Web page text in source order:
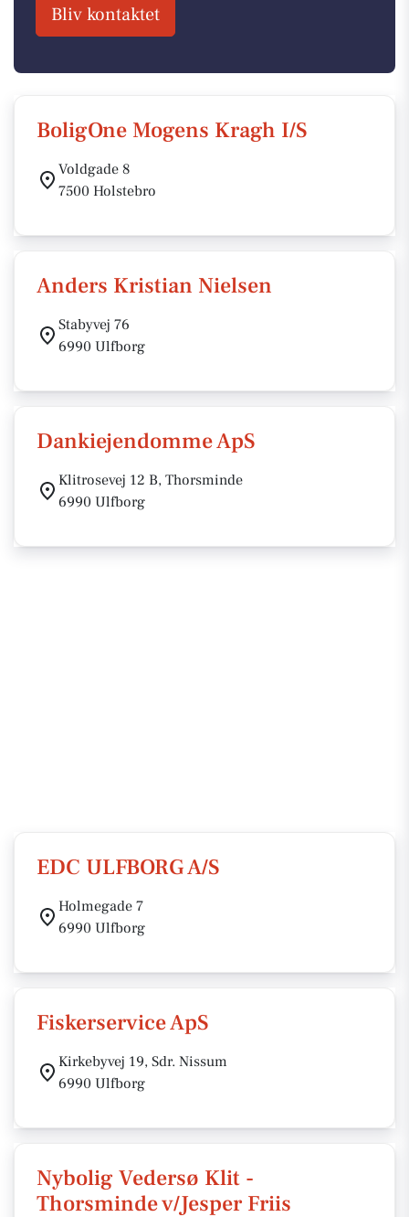
Bliv kontaktet
BoligOne Mogens Kragh I/S
Voldgade 8
7500 Holstebro
Anders Kristian Nielsen
Stabyvej 76
6990 Ulfborg
Dankiejendomme ApS
Klitrosevej 12 B, Thorsminde
6990 Ulfborg
EDC ULFBORG A/S
Holmegade 7
6990 Ulfborg
Fiskerservice ApS
Kirkebyvej 19, Sdr. Nissum
6990 Ulfborg
Nybolig Vedersø Klit -
Thorsminde v/Jesper Friis